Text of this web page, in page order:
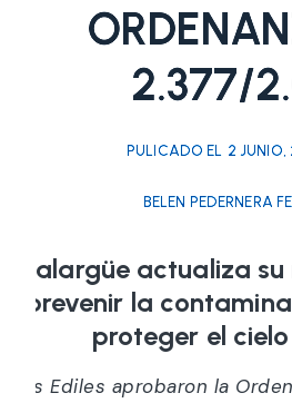
2.377/
PULICADO EL 2
BELEN PEDERNERA
Malargüe actualiza
prevenir la
proteger el
Los Ediles aprobaron la